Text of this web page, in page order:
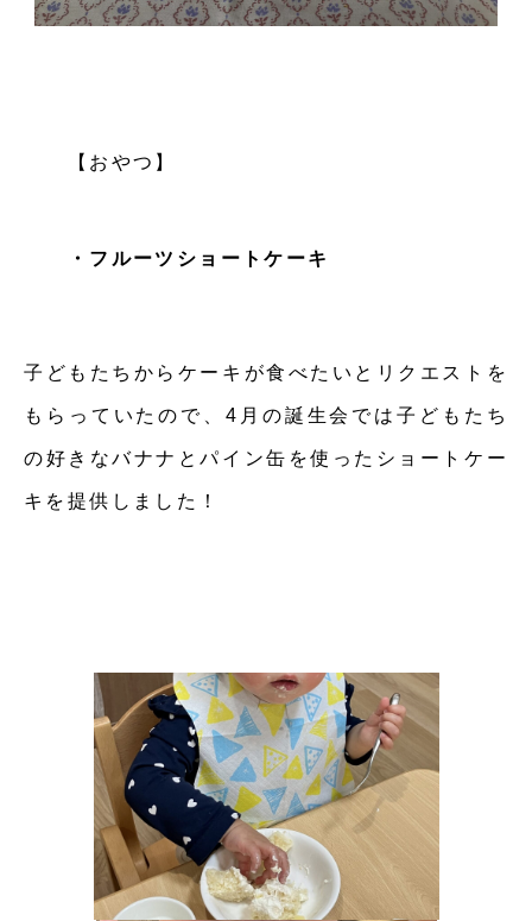
【おやつ】
・フルーツショートケーキ
子どもたちからケーキが食べたいとリクエストを
もらっていたので、4月の誕生会では子どもたち
の好きなバナナとパイン缶を使ったショートケー
キを提供しました！